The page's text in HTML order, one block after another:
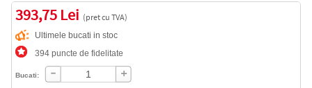
393,75 Lei (pret cu TVA)
Ultimele bucati in stoc
394 puncte de fidelitate
Bucati: